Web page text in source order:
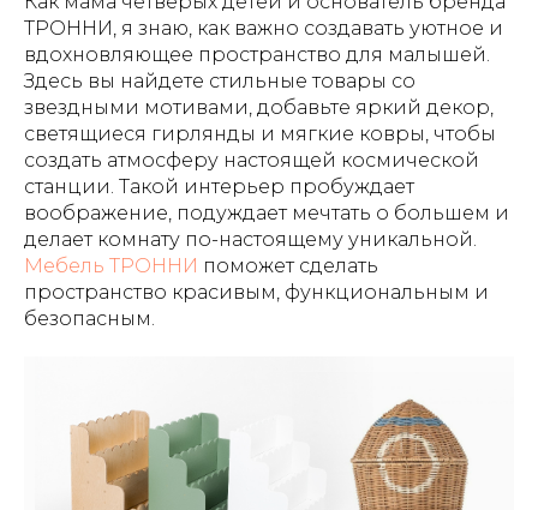
ТРОННИ, я знаю, как важно создавать уютное и
вдохновляющее пространство для малышей.
Здесь вы найдете стильные товары со
звездными мотивами, добавьте яркий декор,
светящиеся гирлянды и мягкие ковры, чтобы
создать атмосферу настоящей космической
станции. Такой интерьер пробуждает
воображение, подуждает мечтать о большем и
делает комнату по-настоящему уникальной.
Мебель ТРОННИ поможет сделать
пространство красивым, функциональным и
безопасным.